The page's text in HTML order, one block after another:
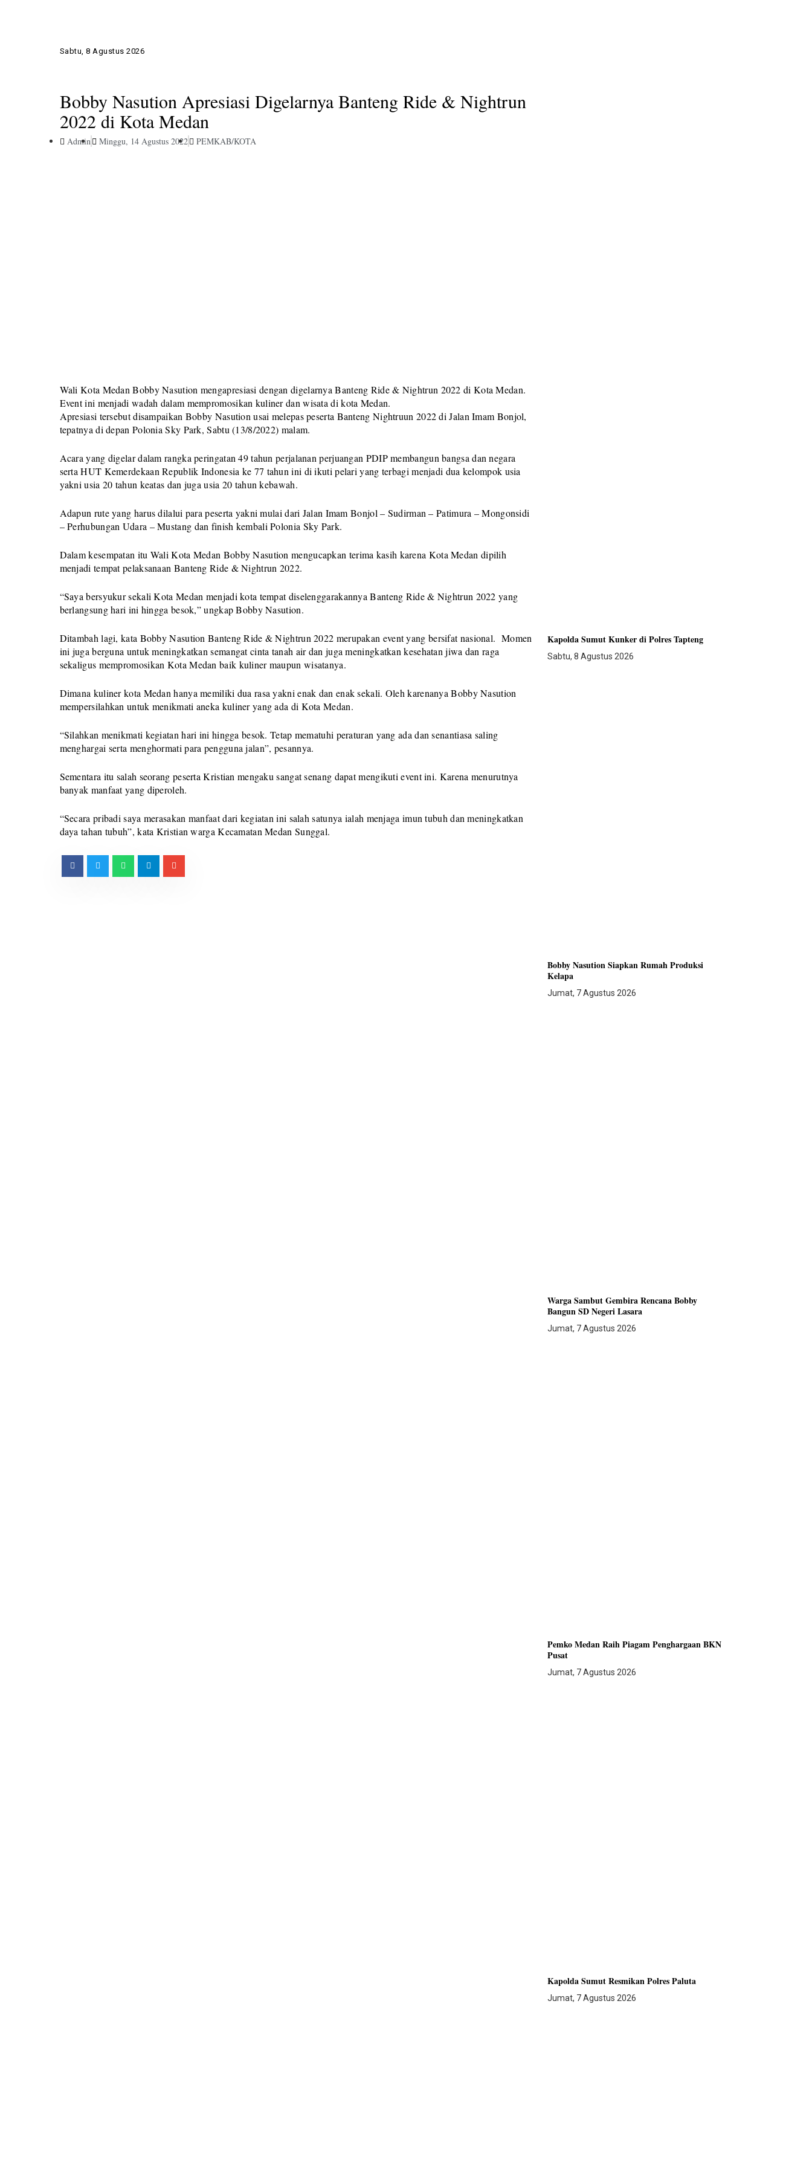
Sabtu, 8 Agustus 2026
Bobby Nasution Apresiasi Digelarnya Banteng Ride & Nightrun
2022 di Kota Medan
Admin Minggu, 14 Agustus 2022 PEMKAB/KOTA
Wali Kota Medan Bobby Nasution mengapresiasi dengan digelarnya Banteng Ride & Nightrun 2022 di Kota Medan.
Event ini menjadi wadah dalam mempromosikan kuliner dan wisata di kota Medan.
Apresiasi tersebut disampaikan Bobby Nasution usai melepas peserta Banteng Nightruun 2022 di Jalan Imam Bonjol,
tepatnya di depan Polonia Sky Park, Sabtu (13/8/2022) malam.
Acara yang digelar dalam rangka peringatan 49 tahun perjalanan perjuangan PDIP membangun bangsa dan negara
serta HUT Kemerdekaan Republik Indonesia ke 77 tahun ini di ikuti pelari yang terbagi menjadi dua kelompok usia
yakni usia 20 tahun keatas dan juga usia 20 tahun kebawah.
Adapun rute yang harus dilalui para peserta yakni mulai dari Jalan Imam Bonjol – Sudirman – Patimura – Mongonsidi
– Perhubungan Udara – Mustang dan finish kembali Polonia Sky Park.
Dalam kesempatan itu Wali Kota Medan Bobby Nasution mengucapkan terima kasih karena Kota Medan dipilih
menjadi tempat pelaksanaan Banteng Ride & Nightrun 2022.
“Saya bersyukur sekali Kota Medan menjadi kota tempat diselenggarakannya Banteng Ride & Nightrun 2022 yang
berlangsung hari ini hingga besok,” ungkap Bobby Nasution.
Ditambah lagi, kata Bobby Nasution Banteng Ride & Nightrun 2022 merupakan event yang bersifat nasional. Momen
ini juga berguna untuk meningkatkan semangat cinta tanah air dan juga meningkatkan kesehatan jiwa dan raga
sekaligus mempromosikan Kota Medan baik kuliner maupun wisatanya.
Dimana kuliner kota Medan hanya memiliki dua rasa yakni enak dan enak sekali. Oleh karenanya Bobby Nasution
mempersilahkan untuk menikmati aneka kuliner yang ada di Kota Medan.
“Silahkan menikmati kegiatan hari ini hingga besok. Tetap mematuhi peraturan yang ada dan senantiasa saling
menghargai serta menghormati para pengguna jalan”, pesannya.
Sementara itu salah seorang peserta Kristian mengaku sangat senang dapat mengikuti event ini. Karena menurutnya
banyak manfaat yang diperoleh.
“Secara pribadi saya merasakan manfaat dari kegiatan ini salah satunya ialah menjaga imun tubuh dan meningkatkan
daya tahan tubuh”, kata Kristian warga Kecamatan Medan Sunggal.
Kapolda Sumut Kunker di Polres Tapteng
Sabtu, 8 Agustus 2026
Bobby Nasution Siapkan Rumah Produksi
Kelapa
Jumat, 7 Agustus 2026
Warga Sambut Gembira Rencana Bobby
Bangun SD Negeri Lasara
Jumat, 7 Agustus 2026
Pemko Medan Raih Piagam Penghargaan BKN
Pusat
Jumat, 7 Agustus 2026
Kapolda Sumut Resmikan Polres Paluta
Jumat, 7 Agustus 2026